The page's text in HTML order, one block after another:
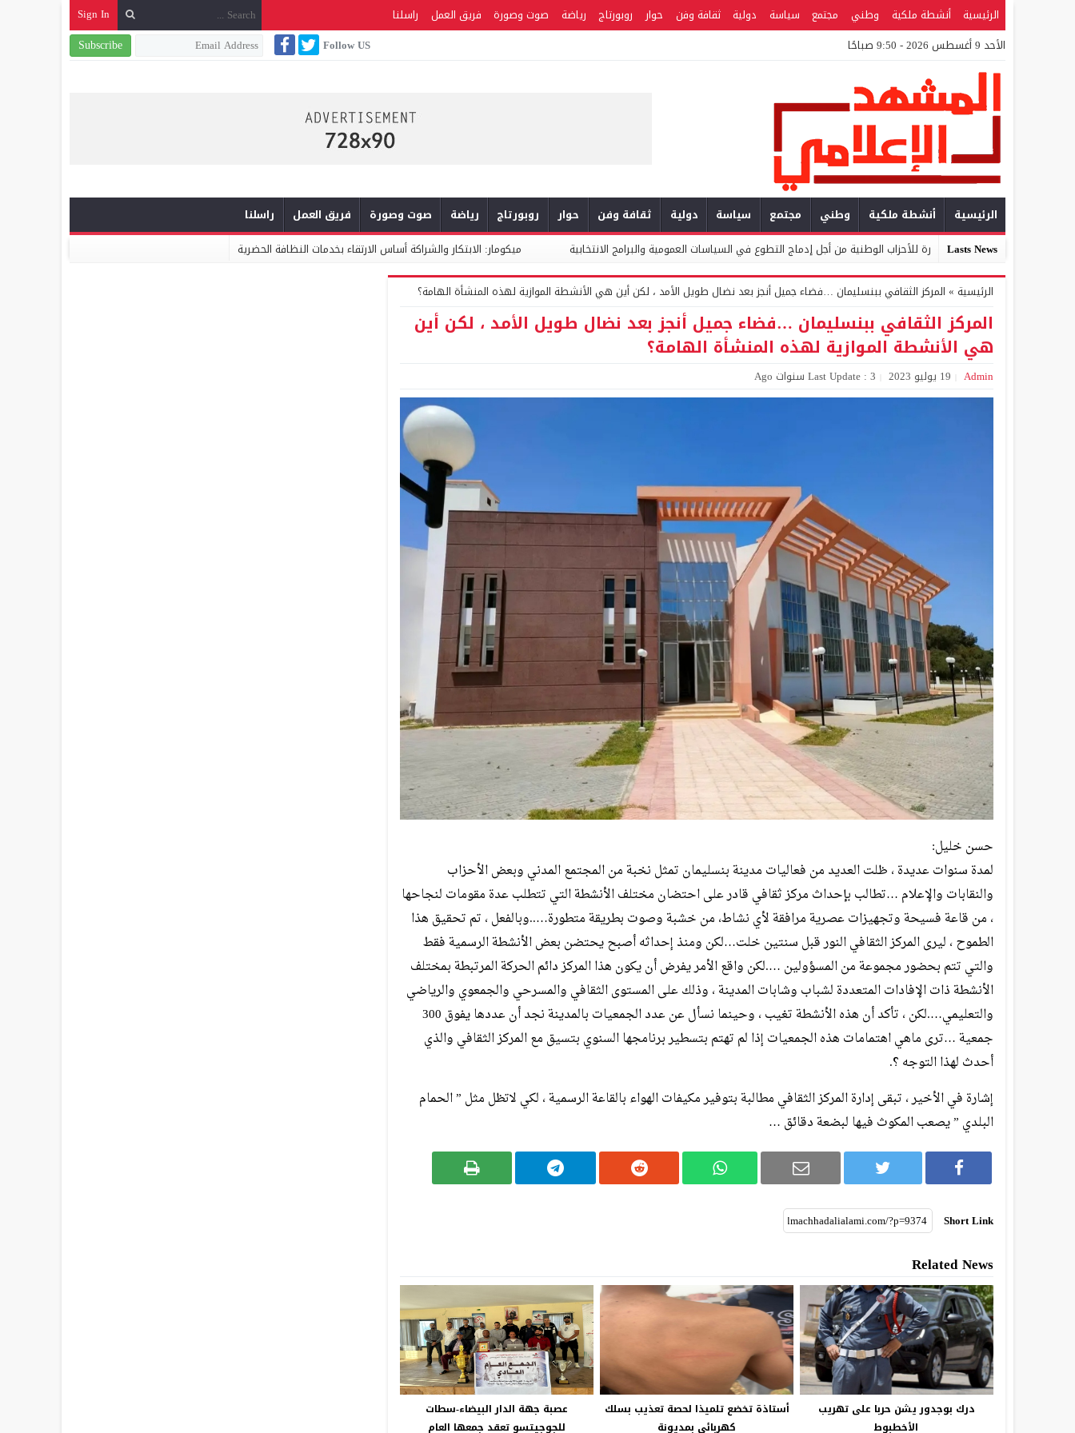
الرئيسية أنشطة ملكية وطني مجتمع سياسة دولية ثقافة وفن حوار روبورتاج رياضة صوت وصورة فريق العمل راسلنا
Sign In
الأحد 9 أغسطس 2026 - 9:50 صباحًا
Subscribe Follow US
الرئيسية أنشطة ملكية وطني مجتمع سياسة دولية ثقافة وفن حوار روبورتاج رياضة صوت وصورة فريق العمل
راسلنا
Lasts News
يوجه مذكرة للأحزاب الوطنية من أجل إدماج التطوع في السياسات العمومية والبرامج الانتخابية ميكومار: الابتكار والشراكة أساس الارتقاء بخدمات النظافة الحضرية الدكتور عثمان بادل.. تجربة تدبيرية ناجحة تؤهله لتمثيل
الرئيسية » المركز الثقافي ببنسليمان …فضاء جميل أنجز بعد نضال طويل الأمد ، لكن أين هي الأنشطة الموازية لهذه المنشأة اله‍امة؟
المركز الثقافي ببنسليمان …فضاء جميل أنجز بعد نضال طويل الأمد ، لكن أين
هي الأنشطة الموازية لهذه المنشأة اله‍امة؟
Admin 19 يوليو 2023 Last Update : 3 سنوات Ago
حسن خليل:
لمدة سنوات عديدة ، ظلت العديد من فعاليات مدينة بنسليمان تمثل نخبة من المجتمع المدني وبعض الأحزاب
والنقابات والإعلام …تطالب بإحداث مركز ثقافي قادر على احتضان مختلف الأنشطة التي تتطلب عدة مقومات لنجاحها
، من قاعة فسيحة وتجهيزات عصرية مرافقة لأي نشاط، من خشبة وصوت بطريقة متطورة…..وبالفعل ، تم تحقيق هذا
الطموح ، ليرى المركز الثقافي النور قبل سنتين خلت…لكن ومنذ إحداثه أصبح يحتضن بعض الأنشطة الرسمية فقط
والتي تتم بحضور مجموعة من المسؤولين ….لكن واقع الأمر يفرض أن يكون هذا المركز دائم الحركة المرتبطة بمختلف
الأنشطة ذات الإفادات المتعددة لشباب وشابات المدينة ، وذلك على المستوى الثقافي والمسرحي والجمعوي والرياضي
والتعليمي….لكن ، تأكد أن هذه الأنشطة تغيب ، وحينما نسأل عن عدد الجمعيات بالمدينة نجد أن عددها يفوق 300
جمعية …ترى ماهي اهتمامات هذه الجمعيات إذا لم تهتم بتسطير برنامجها السنوي بتسيق مع المركز الثقافي والذي
أحدث لهذا التوجه ؟.
إشارة في الأخير ، تبقى إدارة المركز الثقافي مطالبة بتوفير مكيفات الهواء بالقاعة الرسمية ، لكي لاتظل مثل ” الحمام
البلدي ” يصعب المكوث فيها لبضعة دقائق …
Short Link
Related News
درك بوجدور يشن حربا على تهريب
الأخطبوط
أستاذة تخضع تلميذا لحصة تعذيب بسلك
كهربائي بمديونة
عصبة جهة الدار البيضاء-سطات
للجوجيتسو تعقد جمعها العام